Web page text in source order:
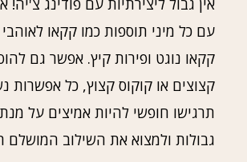
אין גבול ליצירתיות עם פודינג
עם כל מיני תוספות כמו קקאו
קקאו נוגט ופירות קיץ. אפשר גם
קצוצים או קוקוס קצוץ, כל אפשרות
תרגישו חופשי להיות אמיצים על
גבולות ולמצוא את השילוב המושלם